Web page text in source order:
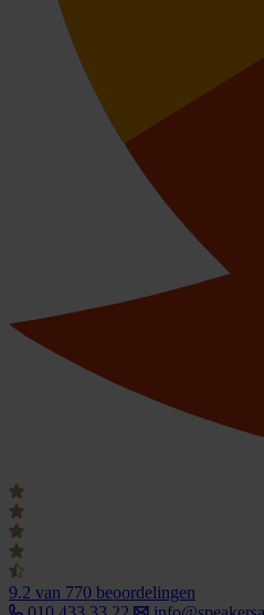
9.2 van 770 beoordelingen